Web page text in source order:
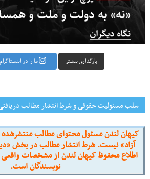
بارگذاری بیشتر ما را در
سلب مسئولیت حقوقی و شرط انتشار مطالب
کیهان لندن مسئول محتوای مطالب منتشرشده
آزاد» نیست. شرط انتشار مطالب در بخش
اطلاع محفوظ کیهان لندن از مشخصات
نویسندگان است.